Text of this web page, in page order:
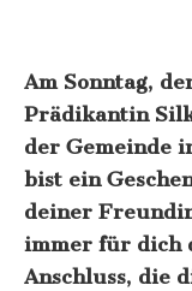
Am Sonntag,
Prädikantin
der Gemeinde
bist ein
deiner
immer für dich
Anschluss, die